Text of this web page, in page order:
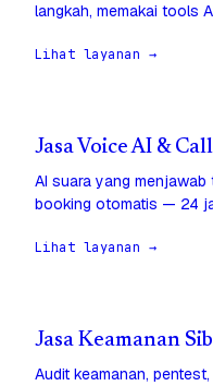
langkah, memakai tools
Lihat layanan →
Jasa Voice AI &
AI suara yang
booking otomatis — 24
Lihat layanan →
Jasa Keamanan
Audit keamanan,